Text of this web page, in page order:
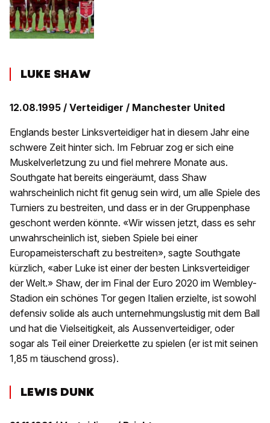
LUKE SHAW
12.08.1995 / Verteidiger / Manchester United
Englands bester Linksverteidiger hat in diesem Jahr eine
schwere Zeit hinter sich. Im Februar zog er sich eine
Muskelverletzung zu und fiel mehrere Monate aus.
Southgate hat bereits eingeräumt, dass Shaw
wahrscheinlich nicht fit genug sein wird, um alle Spiele des
Turniers zu bestreiten, und dass er in der Gruppenphase
geschont werden könnte. «Wir wissen jetzt, dass es sehr
unwahrscheinlich ist, sieben Spiele bei einer
Europameisterschaft zu bestreiten», sagte Southgate
kürzlich, «aber Luke ist einer der besten Linksverteidiger
der Welt.» Shaw, der im Final der Euro 2020 im Wembley-
Stadion ein schönes Tor gegen Italien erzielte, ist sowohl
defensiv solide als auch unternehmungslustig mit dem Ball
und hat die Vielseitigkeit, als Aussenverteidiger, oder
sogar als Teil einer Dreierkette zu spielen (er ist mit seinen
1,85 m täuschend gross).
LEWIS DUNK